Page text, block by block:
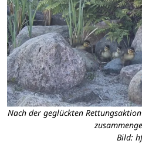
Nach der geglückten
Bild: